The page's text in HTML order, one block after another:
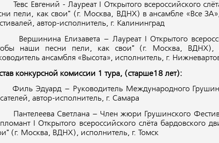
Евгений - Лауреат I Открытого всероссийского
пели, как свои" (г. Москва, ВДНХ) в ансамбле «Все
автор-исполнитель, г. Калининград
Елизавета – Лауреат I Открытого
наши песни пели, как свои" (г. Москва, ВДНХ),
ансамбля «Высота», исполнитель, г.
конкурсной комиссии 1 тура, (старше18 лет):
Эдуард – Руководитель Международного
автор-исполнитель, г. Самара
Светлана – Член жюри Грушинского
I Открытого всероссийского слёта бардовского
(г. Москва, ВДНХ), исполнитель, г. Томск